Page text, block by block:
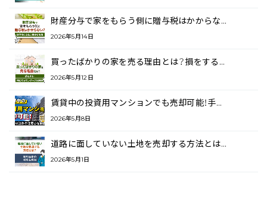
財産分与で家をもらう側に贈与税はかからな…
2026年5月14日
買ったばかりの家を売る理由とは？損をする…
2026年5月12日
賃貸中の投資用マンションでも売却可能！手…
2026年5月8日
道路に面していない土地を売却する方法とは…
2026年5月1日